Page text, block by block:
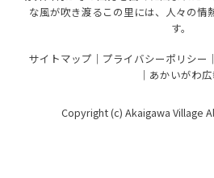
な風が吹き渡るこの里には、人々の情
す。
サイトマップ
プライバシーポリシー
あかいがわ
Copyright (c) Akaigawa Village